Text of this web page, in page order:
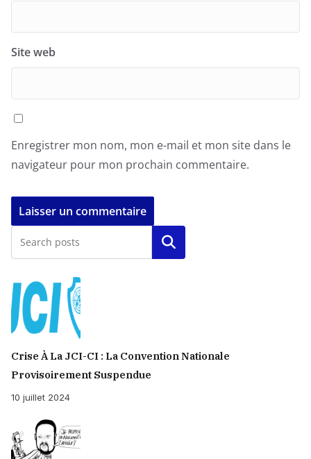
Site web
Enregistrer mon nom, mon e-mail et mon site dans le
navigateur pour mon prochain commentaire.
Rechercher
Crise À La JCI-CI : La Convention Nationale
Provisoirement Suspendue
10 juillet 2024